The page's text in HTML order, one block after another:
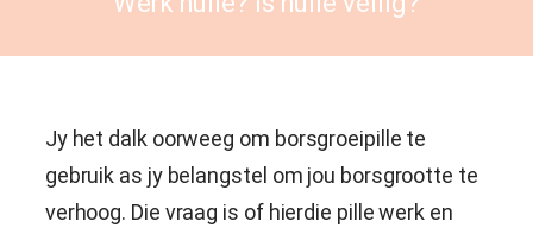
Jy het dalk oorweeg om borsgroeipille te
gebruik as jy belangstel om jou borsgrootte te
verhoog. Die vraag is of hierdie pille werk en